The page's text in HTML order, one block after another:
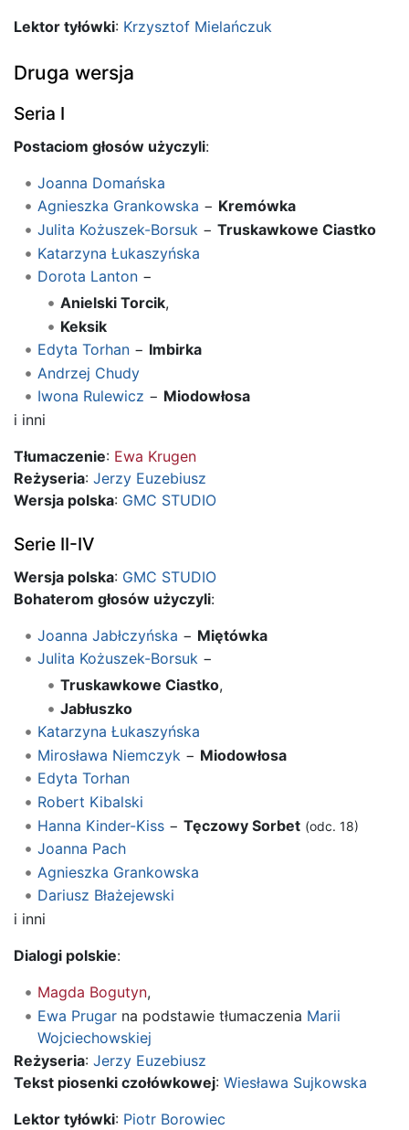
Lektor tyłówki: Krzysztof Mielańczuk
Druga wersja
Seria I
Postaciom głosów użyczyli:
Joanna Domańska
Agnieszka Grankowska − Kremówka
Julita Kożuszek-Borsuk − Truskawkowe Ciastko
Katarzyna Łukaszyńska
Dorota Lanton−
Anielski Torcik,
Keksik
Edyta Torhan− Imbirka
Andrzej Chudy
Iwona Rulewicz − Miodowłosa
i inni
Tłumaczenie: Ewa Krugen
Reżyseria: Jerzy Euzebiusz
Wersja polska: GMC STUDIO
Serie II-IV
Wersja polska: GMC STUDIO
Bohaterom głosów użyczyli:
Joanna Jabłczyńska − Miętówka
Julita Kożuszek-Borsuk−
Truskawkowe Ciastko,
Jabłuszko
Katarzyna Łukaszyńska
Mirosława Niemczyk − Miodowłosa
Edyta Torhan
Robert Kibalski
Hanna Kinder-Kiss− Tęczowy Sorbet (odc. 18)
Joanna Pach
Agnieszka Grankowska
Dariusz Błażejewski
i inni
Dialogi polskie:
Magda Bogutyn,
Ewa Prugarna podstawie tłumaczenia Marii
Wojciechowskiej
Reżyseria: Jerzy Euzebiusz
Tekst piosenki czołówkowej: Wiesława Sujkowska
Lektor tyłówki: Piotr Borowiec